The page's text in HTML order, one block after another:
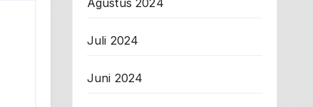
Juli 2024
Juni 2024